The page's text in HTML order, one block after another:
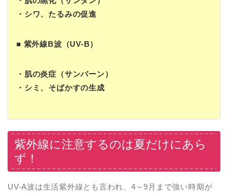
・シワ、たるみの促進
■ 紫外線B波（UV-B）
・肌の炎症（サンバーン）
・シミ、そばかすの生成
紫外線に注意するのは夏だけにあら
ず！
UV-A波は生活紫外線とも言われ、4～9月まで強い時期が